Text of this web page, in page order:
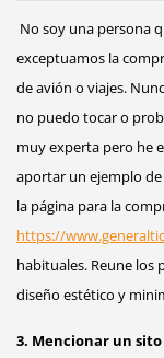
No soy una persona
exceptuamos la
de avión o viajes.
no puedo tocar o
muy experta pero he
aportar un ejemplo
la página para la
https://
habituales. Reune los
diseño estético y
3. Mencionar un